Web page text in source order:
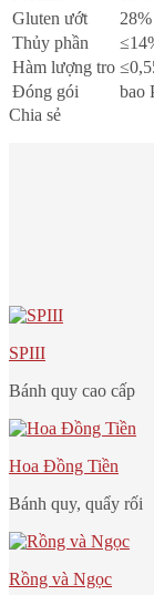
Gluten ướt
Thủy phần
Hàm lượng tro
Đóng gói
bao
Chia sẻ
SPIII
Bánh quy cao cấp
Hoa Đồng Tiền
Bánh quy, quẩy rối
Rồng và Ngọc